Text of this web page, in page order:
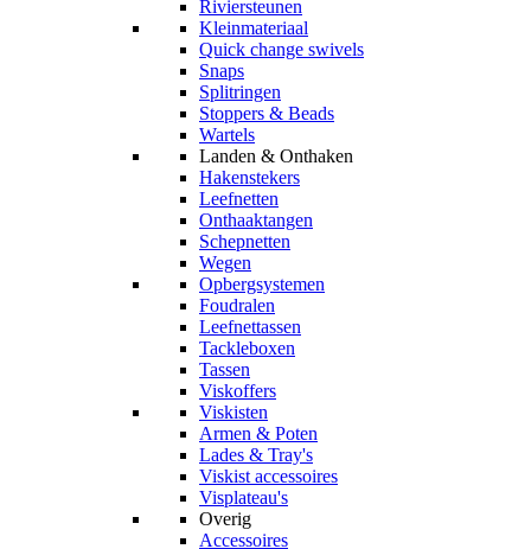
Riviersteunen
Kleinmateriaal
Quick change swivels
Snaps
Splitringen
Stoppers & Beads
Wartels
Landen & Onthaken
Hakenstekers
Leefnetten
Onthaaktangen
Schepnetten
Wegen
Opbergsystemen
Foudralen
Leefnettassen
Tackleboxen
Tassen
Viskoffers
Viskisten
Armen & Poten
Lades & Tray's
Viskist accessoires
Visplateau's
Overig
Accessoires